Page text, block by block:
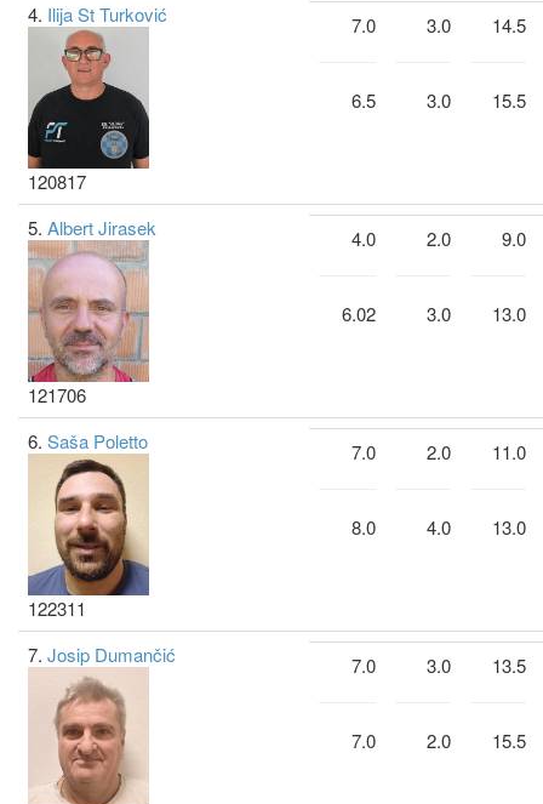
4. Ilija St Turković
120817
7.0
6.5
3.0
3.0
14.5
15.5
5. Albert Jirasek
121706
4.0
6.02
2.0
3.0
9.0
13.0
6. Saša Poletto
122311
7.0
8.0
2.0
4.0
11.0
13.0
7. Josip Dumančić 7.0
7.0
3.0
2.0
13.5
15.5